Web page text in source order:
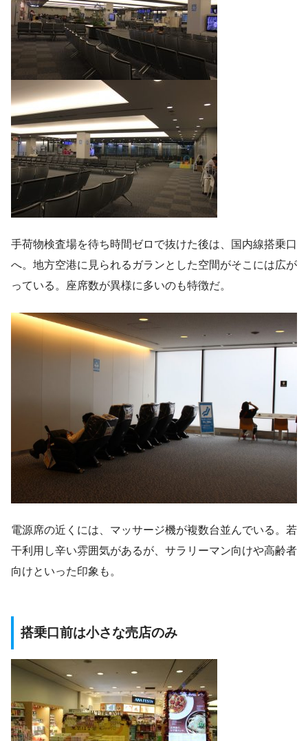
手荷物検査場を待ち時間ゼロで抜けた後は、国内線搭乗口
へ。地方空港に見られるガランとした空間がそこには広が
っている。座席数が異様に多いのも特徴だ。
電源席の近くには、マッサージ機が複数台並んでいる。若
干利用し辛い雰囲気があるが、サラリーマン向けや高齢者
向けといった印象も。
搭乗口前は小さな売店のみ